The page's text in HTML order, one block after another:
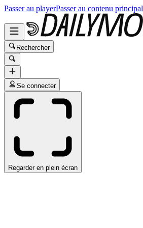
Passer au playerPasser au contenu principal
Rechercher
Se connecter
Regarder en plein écran